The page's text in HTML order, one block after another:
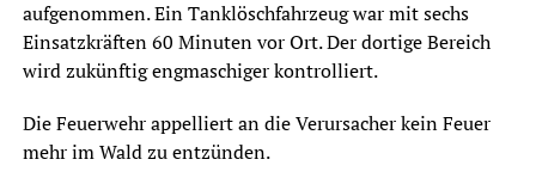
aufgenommen. Ein Tanklöschfahrzeug war mit sechs
Einsatzkräften 60 Minuten vor Ort. Der dortige Bereich
wird zukünftig engmaschiger kontrolliert.
Die Feuerwehr appelliert an die Verursacher kein Feuer
mehr im Wald zu entzünden.